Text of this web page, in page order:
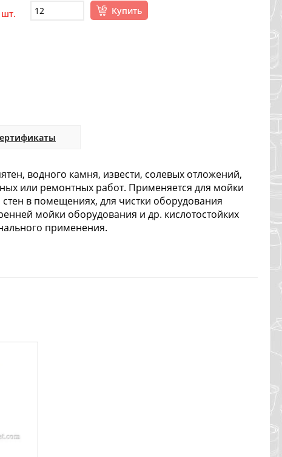
шт. Купить
водного камня, извести, солевых отложений,
или ремонтных работ. Применяется для мойки
в помещениях, для чистки оборудования
мойки оборудования и др. кислотостойких
применения.